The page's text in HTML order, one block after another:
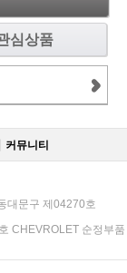
심상품
커뮤니티
대문구 제04270호
CHEVROLET 순정부품